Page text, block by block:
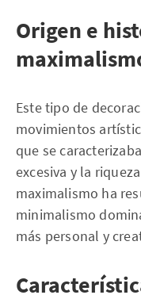
Origen e
Este tipo de
movimientos
que se
excesiva y la
maximalismo ha
minimalismo
más personal y